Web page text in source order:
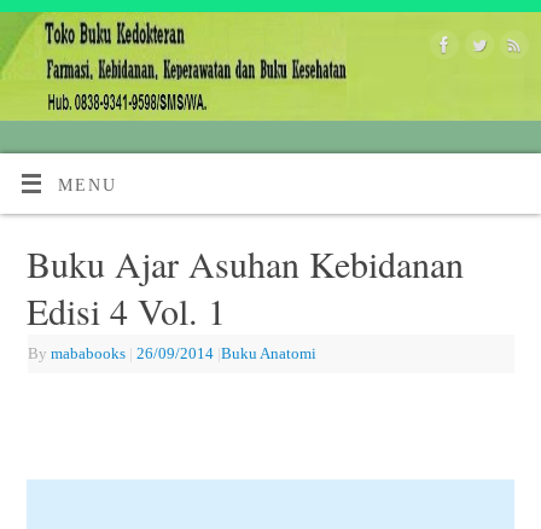
MENU
Buku Ajar Asuhan Kebidanan
Edisi 4 Vol. 1
By mababooks | 26/09/2014 |Buku Anatomi